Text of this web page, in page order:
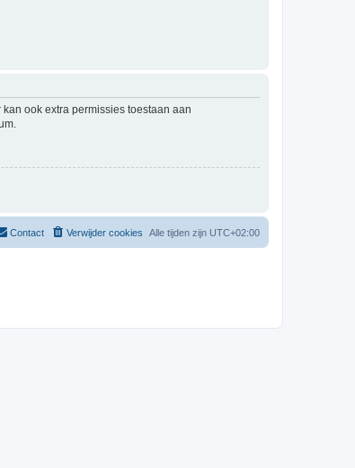
ook extra permissies toestaan aan
Alle tijden zijn UTC+02:00
Verwijder cookies
Contact